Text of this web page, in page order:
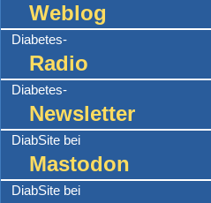
Weblog
Diabetes-
Radio
Diabetes-
Newsletter
DiabSite bei
Mastodon
DiabSite bei